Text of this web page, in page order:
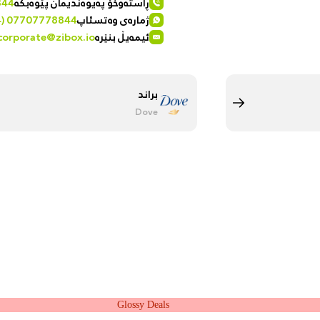
ژمارەی وەتسئاپ07707778844
ئیمەیڵ بنێرە
براند
Dove
Glossy Deals